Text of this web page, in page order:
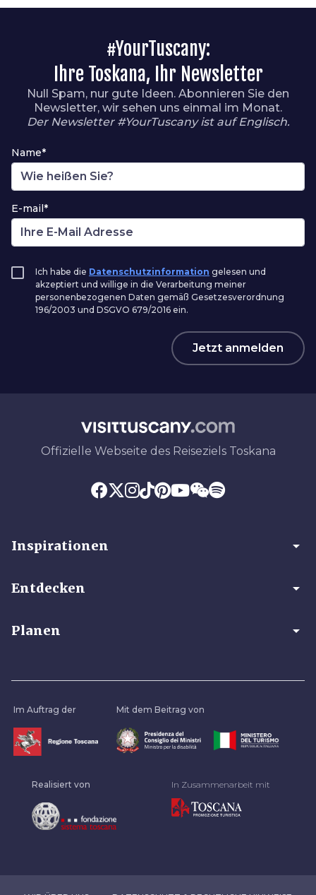
#YourTuscany:
Ihre Toskana, Ihr Newsletter
Null Spam, nur gute Ideen. Abonnieren Sie den
Newsletter, wir sehen uns einmal im Monat.
Der Newsletter #YourTuscany ist auf Englisch.
Name*
E-mail*
Ich habe die Datenschutzinformation gelesen und
akzeptiert und willige in die Verarbeitung meiner
personenbezogenen Daten gemäß Gesetzesverordnung
196/2003 und DSGVO 679/2016 ein.
Jetzt anmelden
Offizielle Webseite des Reiseziels Toskana
Inspirationen arrow_drop_down
Entdecken arrow_drop_down
Planen arrow_drop_down
Im Auftrag der Mit dem Beitrag von
Realisiert von In Zusammenarbeit mit